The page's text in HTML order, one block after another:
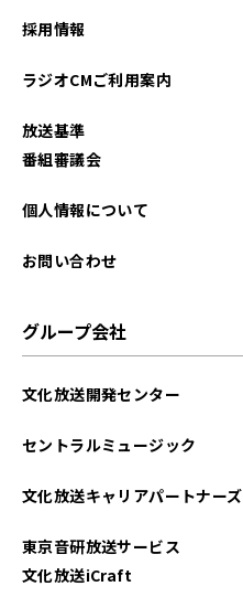
2025年07月
2025年04月
採用情報
ラジオCMご利用案内
放送基準
番組審議会
個人情報について
お問い合わせ
グループ会社
文化放送開発センター
セントラルミュージック
文化放送キャリアパートナーズ
東京音研放送サービス
文化放送iCraft